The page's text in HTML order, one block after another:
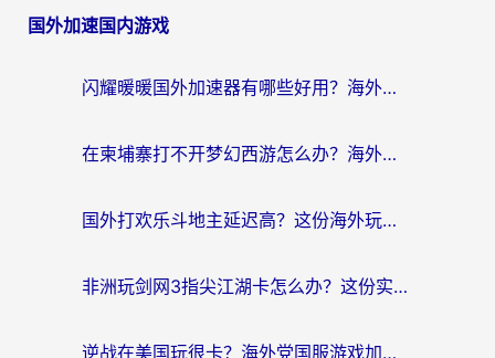
国外加速国内游戏
闪耀暖暖国外加速器有哪些好用？海外党亲测的国服游戏加速终极指南
在柬埔寨打不开梦幻西游怎么办？海外玩家国服游戏加速终极指南
国外打欢乐斗地主延迟高？这份海外玩家国服游戏加速指南帮你解决卡顿烦恼
非洲玩剑网3指尖江湖卡怎么办？这份实测有效的国服游戏加速指南请收好
逆战在美国玩很卡？海外党国服游戏加速终极指南（附DNF宝可梦加速技巧）